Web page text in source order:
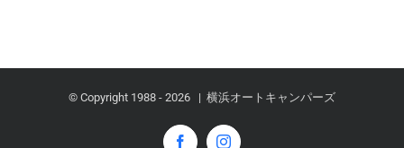
© Copyright 1988 - 2026 | 横浜オートキャンパーズ
FacebookInstagram